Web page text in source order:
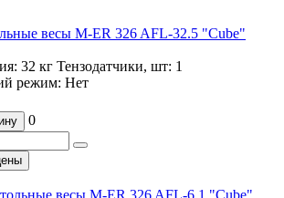
весы M-ER 326 AFL-32.5 "Cube"
32 кг Тензодатчики, шт: 1
режим: Нет
0